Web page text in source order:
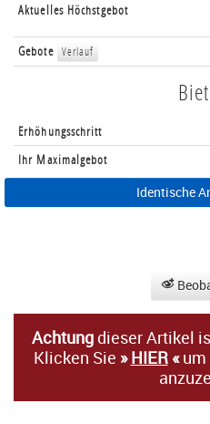
Aktuelles Höchstgebot
Gebote Verlauf
Erhöhungsschritt
Ihr Maximalgebot
Identische
Achtungdieser Artikel
Klicken Sie »HIER«um